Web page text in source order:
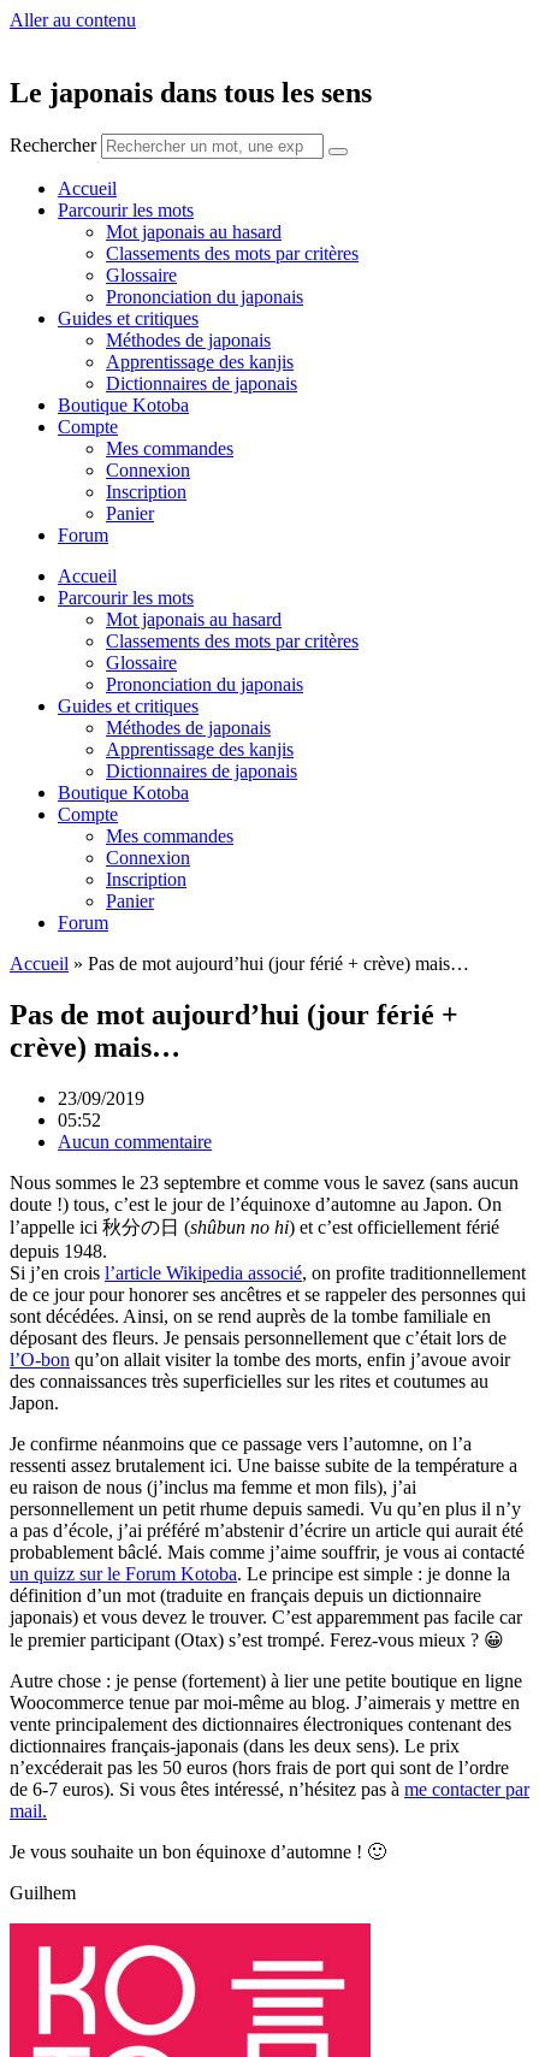
Aller au contenu
Le japonais dans tous les sens
Rechercher
Accueil
Parcourir les mots
Mot japonais au hasard
Classements des mots par critères
Glossaire
Prononciation du japonais
Guides et critiques
Méthodes de japonais
Apprentissage des kanjis
Dictionnaires de japonais
Boutique Kotoba
Compte
Mes commandes
Connexion
Inscription
Panier
Forum
Accueil
Parcourir les mots
Mot japonais au hasard
Classements des mots par critères
Glossaire
Prononciation du japonais
Guides et critiques
Méthodes de japonais
Apprentissage des kanjis
Dictionnaires de japonais
Boutique Kotoba
Compte
Mes commandes
Connexion
Inscription
Panier
Forum
Accueil » Pas de mot aujourd’hui (jour férié + crève) mais…
Pas de mot aujourd’hui (jour férié +
crève) mais…
23/09/2019
05:52
Aucun commentaire
Nous sommes le 23 septembre et comme vous le savez (sans aucun
doute !) tous, c’est le jour de l’équinoxe d’automne au Japon. On
l’appelle ici 秋分の日 (shûbun no hi) et c’est officiellement férié
depuis 1948.
Si j’en crois l’article Wikipedia associé, on profite traditionnellement
de ce jour pour honorer ses ancêtres et se rappeler des personnes qui
sont décédées. Ainsi, on se rend auprès de la tombe familiale en
déposant des fleurs. Je pensais personnellement que c’était lors de
l’O-bon qu’on allait visiter la tombe des morts, enfin j’avoue avoir
des connaissances très superficielles sur les rites et coutumes au
Japon.
Je confirme néanmoins que ce passage vers l’automne, on l’a
ressenti assez brutalement ici. Une baisse subite de la température a
eu raison de nous (j’inclus ma femme et mon fils), j’ai
personnellement un petit rhume depuis samedi. Vu qu’en plus il n’y
a pas d’école, j’ai préféré m’abstenir d’écrire un article qui aurait été
probablement bâclé. Mais comme j’aime souffrir, je vous ai contacté
un quizz sur le Forum Kotoba. Le principe est simple : je donne la
définition d’un mot (traduite en français depuis un dictionnaire
japonais) et vous devez le trouver. C’est apparemment pas facile car
le premier participant (Otax) s’est trompé. Ferez-vous mieux ? 😀
Autre chose : je pense (fortement) à lier une petite boutique en ligne
Woocommerce tenue par moi-même au blog. J’aimerais y mettre en
vente principalement des dictionnaires électroniques contenant des
dictionnaires français-japonais (dans les deux sens). Le prix
n’excéderait pas les 50 euros (hors frais de port qui sont de l’ordre
de 6-7 euros). Si vous êtes intéressé, n’hésitez pas à me contacter par
mail.
Je vous souhaite un bon équinoxe d’automne ! 🙂
Guilhem